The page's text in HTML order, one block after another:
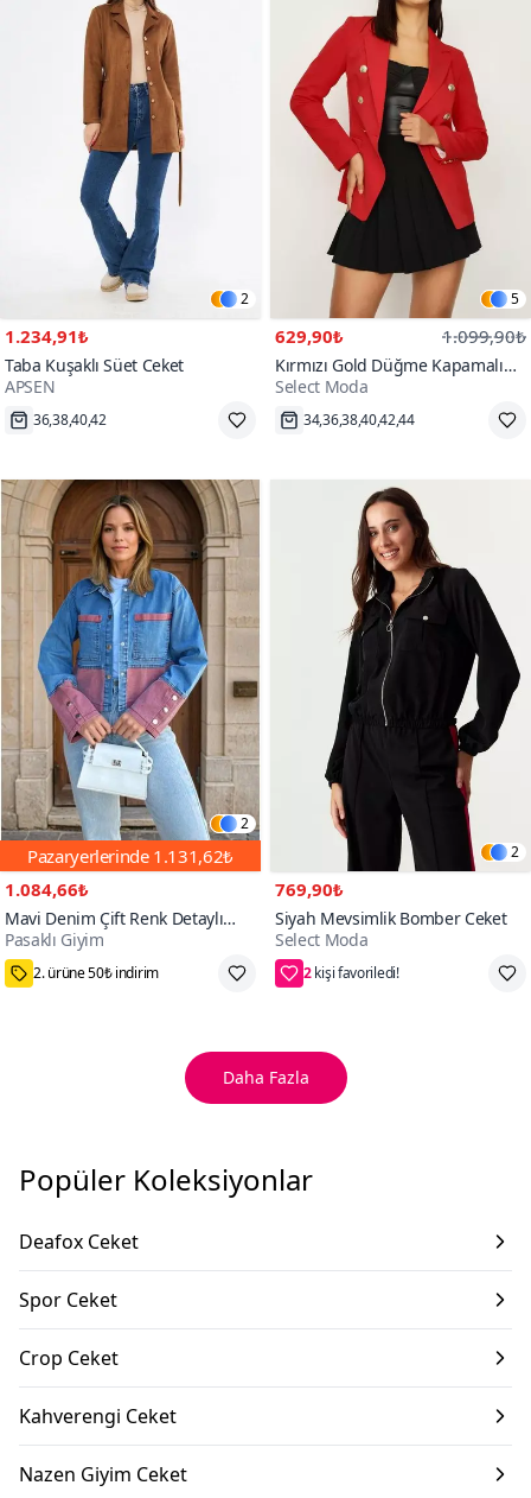
2
1.234,91₺
Taba Kuşaklı Süet Ceket
APSEN
Hızlı Kargo
5
629,90₺ 1.099,90₺
Kırmızı Gold Düğme Kapamalı
Astarlı Blazer Ceket
Select Moda
Hızlı Kargo
2
Pazaryerlerinde 1.131,62₺
1.084,66₺
Mavi Denim Çift Renk Detaylı
Manşetli Kot Ceket
Pasaklı Giyim
75₺ Kupon Fırsatı
2
769,90₺
Siyah Mevsimlik Bomber Ceket
Select Moda
2
36,38,40,42,44,46,48,50
Daha Fazla
Popüler Koleksiyonlar
Deafox Ceket
Spor Ceket
Crop Ceket
Kahverengi Ceket
Nazen Giyim Ceket